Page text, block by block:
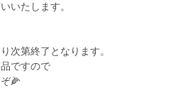
いたします。
次第終了となります。
ですので
🌽